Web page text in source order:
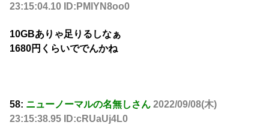
23:15:04.10 ID:PMlYN8oo0
10GBありゃ足りるしなぁ
1680円くらいででんかね
58: ニューノーマルの名無しさん 2022/09/08(木)
23:15:38.95 ID:cRUaUj4L0